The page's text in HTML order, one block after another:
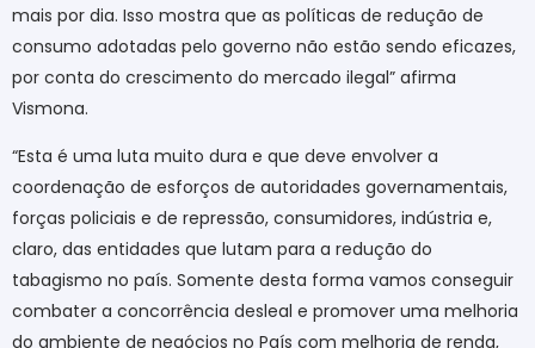
mais por dia. Isso mostra que as políticas de redução de
consumo adotadas pelo governo não estão sendo eficazes,
por conta do crescimento do mercado ilegal” afirma
Vismona.
“Esta é uma luta muito dura e que deve envolver a
coordenação de esforços de autoridades governamentais,
forças policiais e de repressão, consumidores, indústria e,
claro, das entidades que lutam para a redução do
tabagismo no país. Somente desta forma vamos conseguir
combater a concorrência desleal e promover uma melhoria
do ambiente de negócios no País com melhoria de renda,